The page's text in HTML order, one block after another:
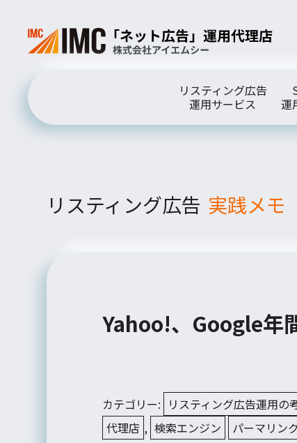
リスティング広告
運用サービス
運
リスティング広告 実践メモ
Yahoo!、Google
カテゴリー: リスティング広告運用の
代理店 , 検索エンジン パーマリンク